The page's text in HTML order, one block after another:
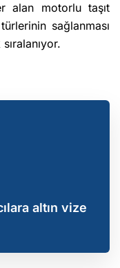
alan motorlu taşıt
sağlanması
altın vize